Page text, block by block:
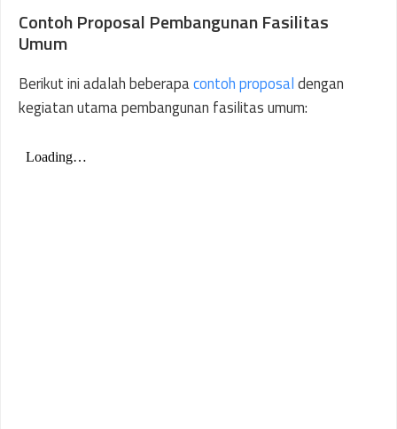
Contoh Proposal Pembangunan Fasilitas
Umum
Berikut ini adalah beberapacontoh proposaldengan
kegiatan utama pembangunan fasilitas umum: